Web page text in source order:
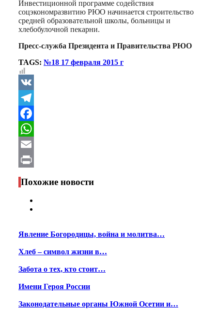
Инвестиционной программе содействия
соцэкономразвитию РЮО начинается строительство
средней образовательной школы, больницы и
хлебобулочной пекарни.
Пресс-служба Президента и Правительства РЮО
TAGS: №18 17 февраля 2015 г
VK
Telegram
Facebook
WhatsApp
Email
Print
Похожие новости
Явление Богородицы, война и молитва…
Хлеб – символ жизни в…
Забота о тех, кто стоит…
Имени Героя России
Законодательные органы Южной Осетии и…